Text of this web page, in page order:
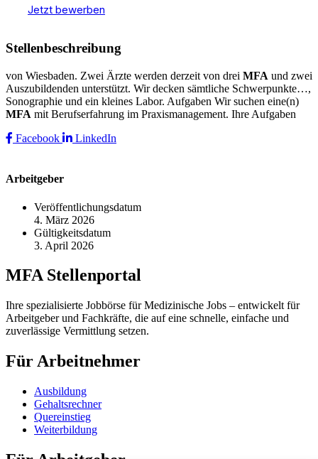
Jetzt bewerben
Stellenbeschreibung
von Wiesbaden. Zwei Ärzte werden derzeit von drei MFA und zwei
Auszubildenden unterstützt. Wir decken sämtliche Schwerpunkte…,
Sonographie und ein kleines Labor. Aufgaben Wir suchen eine(n)
MFA mit Berufserfahrung im Praxismanagement. Ihre Aufgaben
Facebook
LinkedIn
Arbeitgeber
Veröffentlichungsdatum
4. März 2026
Gültigkeitsdatum
3. April 2026
MFA Stellenportal
Ihre spezialisierte Jobbörse für Medizinische Jobs – entwickelt für
Arbeitgeber und Fachkräfte, die auf eine schnelle, einfache und
zuverlässige Vermittlung setzen.
Für Arbeitnehmer
Ausbildung
Gehaltsrechner
Quereinstieg
Weiterbildung